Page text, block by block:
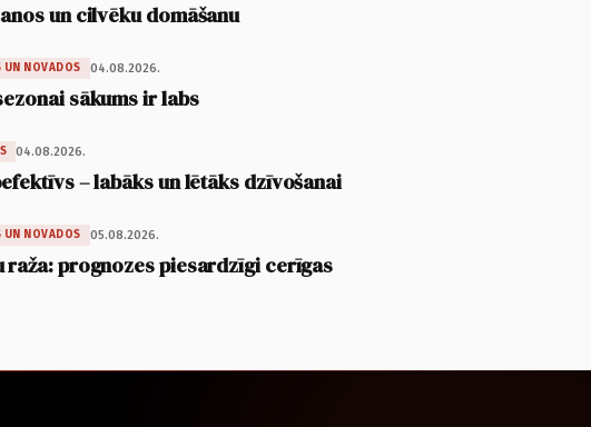
un cilvēku domāšanu
UN NOVADOS 04.08.2026.
sākums ir labs
04.08.2026.
– labāks un lētāks dzīvošanai
UN NOVADOS 05.08.2026.
raža: prognozes piesardzīgi cerīgas